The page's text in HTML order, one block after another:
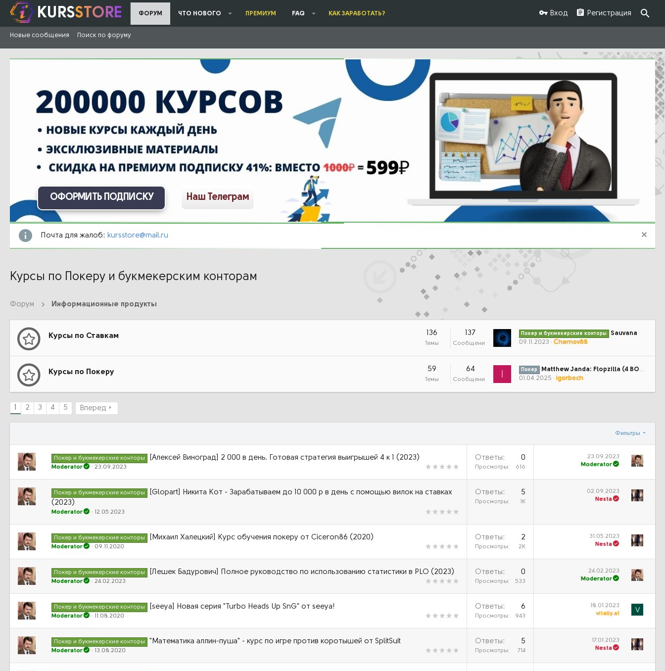
KURSSTORE ФОРУМ ЧТО НОВОГО ПРЕМИУМ FAQ КАК ЗАРАБОТАТЬ? Вход Регистрация
Новые сообщения Поиск по форуму
ОФОРМИТЬ ПОДПИСКУ Наш Телеграм
Почта для жалоб: kursstore@mail.ru
Курсы по Покеру и букмекерским конторам
Форум Информационные продукты
Курсы по Ставкам 136
Темы
137
Сообщения
Покер и букмекерские конторы
Sauvana
09.11.2023
Chernov88
Курсы по Покеру 59
Темы
64
Сообщения I Покер
Matthew Janda: Flopzilla (4 ВОДа) (CR087)
01.04.2025
igorboch
2 3 4 5 Вперед
Фильтры
Покер и букмекерские конторы [Алексей Виноград] 2 000 в день. Готовая стратегия выигрышей 4 к 1 (2023)
Moderator 23.09.2023
Ответы 0
Просмотры 616
23.09.2023
Moderator
Покер и букмекерские конторы
[Glopart] Никита Кот - Зарабатываем до 10 000 р в день с помощью вилок на ставках
(2023)
Moderator 12.05.2023
Ответы 5
Просмотры 1К
02.09.2023
Nesta
Покер и букмекерские конторы [Михаил Халецкий] Курс обучения покеру от Ciceron86 (2020)
Moderator 09.11.2020
Ответы 2
Просмотры 2К
31.05.2023
Nesta
Покер и букмекерские конторы [Лешек Бадурович] Полное руководство по использованию статистики в PLO (2023)
Moderator 24.02.2023
Ответы 0
Просмотры 533
24.02.2023
Moderator
Покер и букмекерские конторы [seeya] Новая серия "Turbo Heads Up SnG" от seeya!
Moderator 11.08.2020
Ответы 6
Просмотры 943
18.01.2023
vitaliy.a1
V
Покер и букмекерские конторы "Математика аллин-пуша" - курс по игре против коротышей от SplitSuit
Moderator 13.08.2020
Ответы 5
Просмотры 714
17.01.2023
Nesta